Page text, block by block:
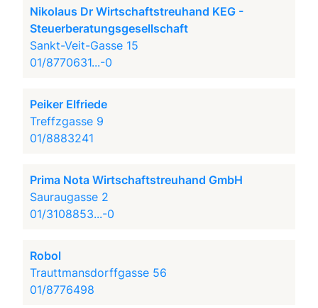
Nikolaus Dr Wirtschaftstreuhand KEG -
Steuerberatungsgesellschaft
Sankt-Veit-Gasse 15
01/8770631...-0
Peiker Elfriede
Treffzgasse 9
01/8883241
Prima Nota Wirtschaftstreuhand GmbH
Sauraugasse 2
01/3108853...-0
Robol
Trauttmansdorffgasse 56
01/8776498